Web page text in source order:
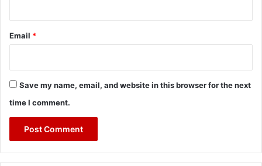
Email *
Save my name, email, and website in this browser for the next
time I comment.